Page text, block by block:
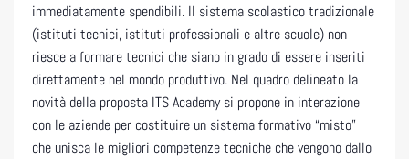
immediatamente spendibili. Il sistema scolastico tradizionale
(istituti tecnici, istituti professionali e altre scuole) non
riesce a formare tecnici che siano in grado di essere inseriti
direttamente nel mondo produttivo. Nel quadro delineato la
novità della proposta ITS Academy si propone in interazione
con le aziende per costituire un sistema formativo “misto”
che unisca le migliori competenze tecniche che vengono dallo